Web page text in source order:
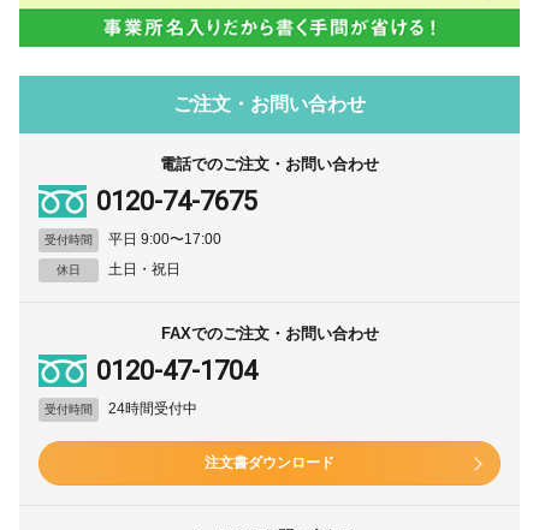
ご注文・お問い合わせ
電話でのご注文・お問い合わせ
0120-74-7675
受付時間 平日 9:00〜17:00
休日 土日・祝日
FAXでのご注文・お問い合わせ
0120-47-1704
受付時間 24時間受付中
注文書ダウンロード